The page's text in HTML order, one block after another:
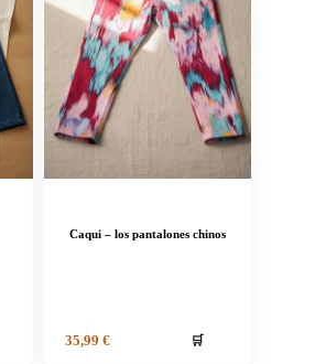
Caqui – los pantalones chinos
35,99 € 🛒